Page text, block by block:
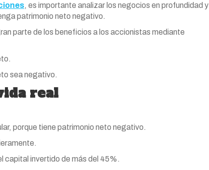
, es importante analizar los negocios en profundidad y
patrimonio neto negativo.
parte de los beneficios a los accionistas mediante
sea negativo.
real
porque tiene patrimonio neto negativo.
capital invertido de más del 45%.